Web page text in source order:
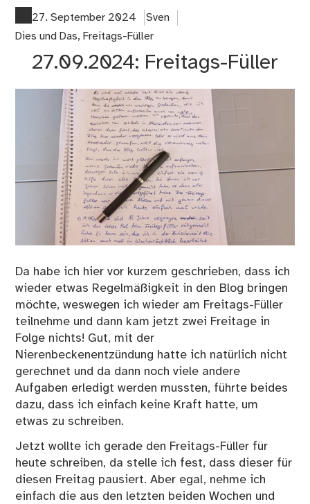
27. September 2024
Sven
Dies und Das, Freitags-Füller
27.09.2024: Freitags-Füller
Da habe ich hier vor kurzem geschrieben, dass ich
wieder etwas Regelmäßigkeit in den Blog bringen
möchte, weswegen ich wieder am Freitags-Füller
teilnehme und dann kam jetzt zwei Freitage in
Folge nichts! Gut, mit der
Nierenbeckenentzündung hatte ich natürlich nicht
gerechnet und da dann noch viele andere
Aufgaben erledigt werden mussten, führte beides
dazu, dass ich einfach keine Kraft hatte, um
etwas zu schreiben.
Jetzt wollte ich gerade den Freitags-Füller für
heute schreiben, da stelle ich fest, dass dieser für
diesen Freitag pausiert. Aber egal, nehme ich
einfach die aus den letzten beiden Wochen und